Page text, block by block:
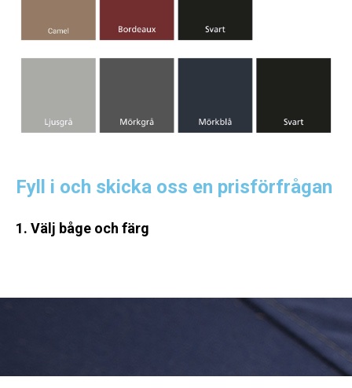
Fyll i och skicka oss en prisförfrågan
1. Välj båge och färg